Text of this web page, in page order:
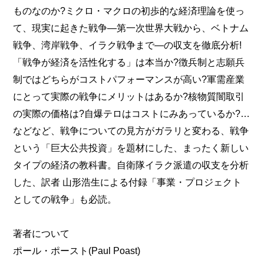
ものなのか?ミクロ・マクロの初歩的な経済理論を使っ
て、現実に起きた戦争―第一次世界大戦から、ベトナム
戦争、湾岸戦争、イラク戦争まで―の収支を徹底分析!
「戦争が経済を活性化する」は本当か?徴兵制と志願兵
制ではどちらがコストパフォーマンスが高い?軍需産業
にとって実際の戦争にメリットはあるか?核物質闇取引
の実際の価格は?自爆テロはコストにみあっているか?…
などなど、戦争についての見方がガラリと変わる、戦争
という「巨大公共投資」を題材にした、まったく新しい
タイプの経済の教科書。自衛隊イラク派遣の収支を分析
した、訳者 山形浩生による付録「事業・プロジェクト
としての戦争」も必読。
著者について
ポール・ポースト(Paul Poast)